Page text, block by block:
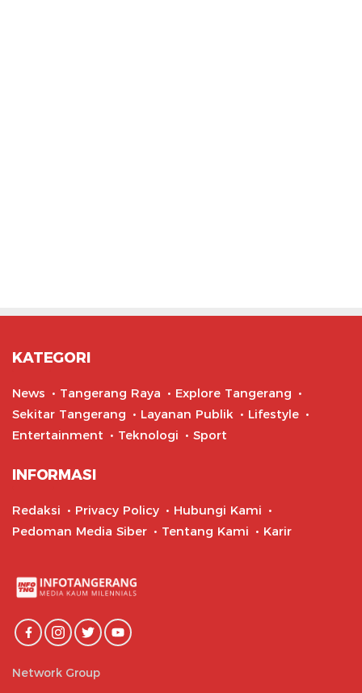
KATEGORI
News Tangerang Raya
Explore Tangerang
Sekitar Tangerang
Layanan Publik
Lifestyle
Entertainment
Teknologi Sport
INFORMASI
Redaksi Privacy Policy
Hubungi Kami
Pedoman Media Siber
Tentang Kami Karir
Network Group